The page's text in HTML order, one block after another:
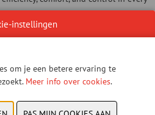
come together in a bike
instellingen
om je een betere ervaring te
Meer info over cookies.